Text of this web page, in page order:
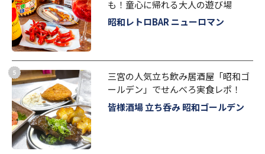
も！童心に帰れる大人の遊び場
昭和レトロBAR ニューロマン
三宮の人気立ち飲み居酒屋「昭和ゴ
ールデン」でせんべろ実食レポ！
皆様酒場 立ち呑み 昭和ゴールデン